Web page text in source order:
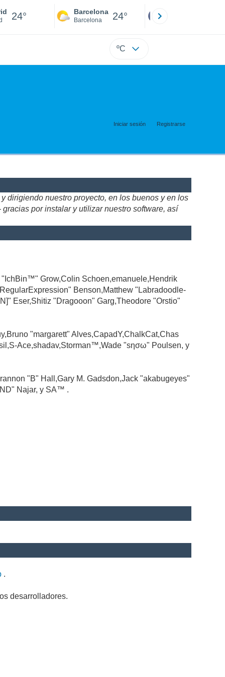
24° Barcelona
Barcelona 24°
ºC
Iniciar sesión Registrarse
dirigiendo nuestro proyecto, en los buenos y en los
por instalar y utilizar nuestro software, así
Grow,Colin Schoen,emanuele,Hendrik
Benson,Matthew "Labradoodle-
Eser,Shitiz "Dragooon" Garg,Theodore "Orstio"
"margarett" Alves,CapadY,ChalkCat,Chas
Ace,shadav,Storman™,Wade "sησω" Poulsen, y
"B" Hall,Gary M. Gadsdon,Jack "akabugeyes"
Najar, y SA™ .
.
desarrolladores.